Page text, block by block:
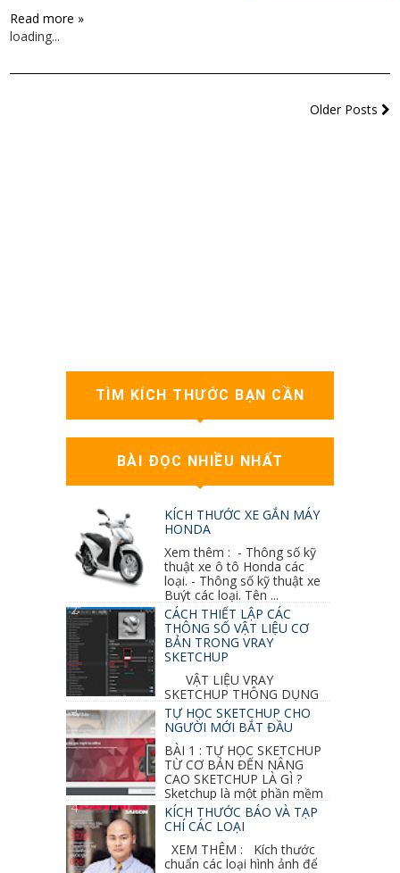
Read more »
loading...
Older Posts
TÌM KÍCH THƯỚC BẠN CẦN
BÀI ĐỌC NHIỀU NHẤT
KÍCH THƯỚC XE GẮN MÁY
HONDA
Xem thêm : - Thông số kỹ
thuật xe ô tô Honda các
loại. - Thông số kỹ thuật xe
Buýt các loại. Tên ...
CÁCH THIẾT LẬP CÁC
THÔNG SỐ VẬT LIỆU CƠ
BẢN TRONG VRAY
SKETCHUP
VẬT LIỆU VRAY
SKETCHUP THÔNG DỤNG
NHẤT 1. VẬT LIỆU VRAY INOX BÓNG: ●
Diffuse : đen ● Reflection color ...
TỰ HỌC SKETCHUP CHO
NGƯỜI MỚI BẮT ĐẦU
BÀI 1 : TỰ HỌC SKETCHUP
TỪ CƠ BẢN ĐẾN NÂNG
CAO SKETCHUP LÀ GÌ ?
Sketchup là một phần mềm
vẽ 3d của Google, nó khá dễ sữ...
KÍCH THƯỚC BÁO VÀ TẠP
CHÍ CÁC LOẠI
XEM THÊM : Kích thước
chuẩn các loại hình ảnh để